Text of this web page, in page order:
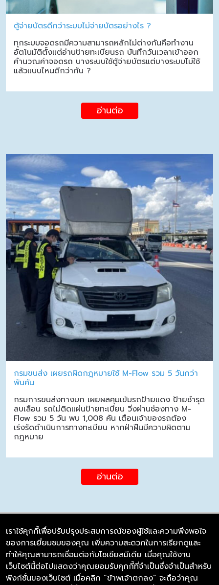
ตู้จ่ายบัตรดีกว่าระบบไม่จ่ายบัตรอย่างไร ?
ทุกระบบจอดรถมีความสามารถหลักไม่ต่างกันคือทำงาน
อัตโนมัติตั้งแต่อ่านป้ายทะเบียนรถ บันทึกวันเวลาเข้าออก
คำนวณค่าจอดรถ บางระบบใช้ตู้จ่ายบัตรแต่บางระบบไม่ใช้
แล้วแบบไหนดีกว่ากัน ?
อ่านต่อ
กรมขนส่ง เผยรถผิดกฎหมายใช้ M-Flow รวม 5 วันกว่า
พันคัน
กรมการขนส่งทางบก เผยผลคุมเข้มรถป้ายแดง ป้ายชำรุด
ลบเลือน รถไม่ติดแผ่นป้ายทะเบียน วิ่งผ่านช่องทาง M-
Flow รวม 5 วัน พบ 1,008 คัน เตือนเจ้าของรถต้อง
เร่งรัดดำเนินการทางทะเบียน หากฝ่าฝืนมีความผิดตาม
กฎหมาย
อ่านต่อ
บริษัท ซิมลิงค์ จำกัด
98/226 Bangrakyai-Baanmai Road,
Bangyai, Nonthaburi 11140
เราใช้คุกกี้เพื่อปรับปรุงประสบการณ์ของผู้ใช้และความพึงพอใจ
ของการเยี่ยมชมของคุณ เพิ่มความสะดวกในการเรียกดูและ
ทำให้คุณสามารถเชื่อมต่อกับโซเชียลมีเดีย เมื่อคุณใช้งาน
เว็บไซต์นี้ต่อไปแสดงว่าคุณยอมรับคุกกี้ที่จำเป็นซึ่งจำเป็นสำหรับ
ฟังก์ชั่นของเว็บไซต์ เมื่อคลิก “ข้าพเจ้าตกลง” จะถือว่าคุณ